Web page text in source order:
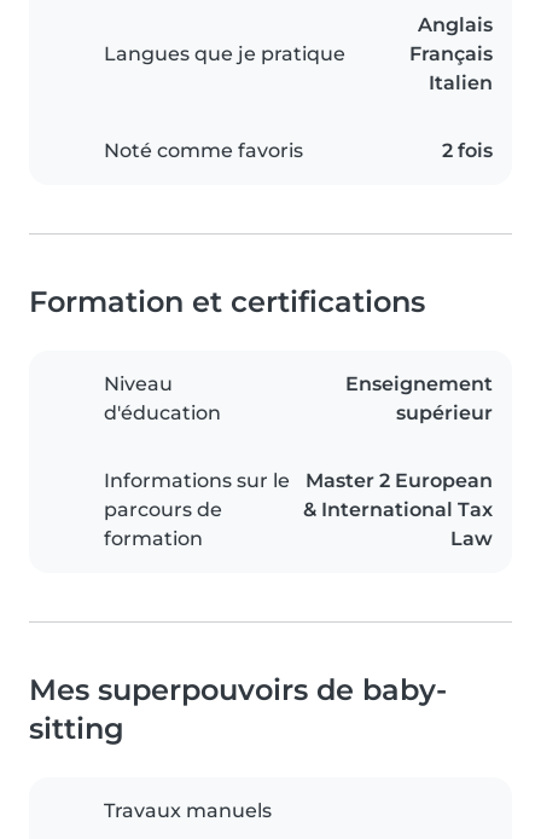
Langues que je pratique
Anglais
Français
Italien
Noté comme favoris 2 fois
Formation et certifications
Niveau
d'éducation
Enseignement
supérieur
Informations sur le
parcours de
formation
Master 2 European
& International Tax
Law
Mes superpouvoirs de baby-
sitting
Travaux manuels